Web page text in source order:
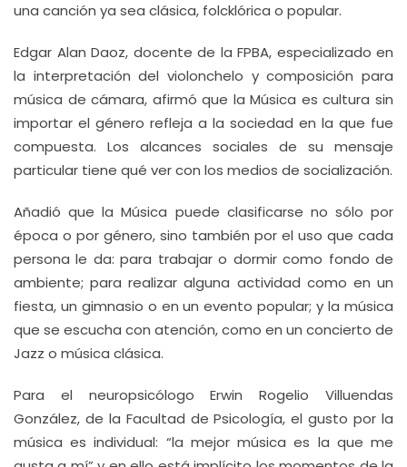
una canción ya sea clásica, folcklórica o popular.
Edgar Alan Daoz, docente de la FPBA, especializado en
la interpretación del violonchelo y composición para
música de cámara, afirmó que la Música es cultura sin
importar el género refleja a la sociedad en la que fue
compuesta. Los alcances sociales de su mensaje
particular tiene qué ver con los medios de socialización.
Añadió que la Música puede clasificarse no sólo por
época o por género, sino también por el uso que cada
persona le da: para trabajar o dormir como fondo de
ambiente; para realizar alguna actividad como en un
fiesta, un gimnasio o en un evento popular; y la música
que se escucha con atención, como en un concierto de
Jazz o música clásica.
Para el neuropsicólogo Erwin Rogelio Villuendas
González, de la Facultad de Psicología, el gusto por la
música es individual: “la mejor música es la que me